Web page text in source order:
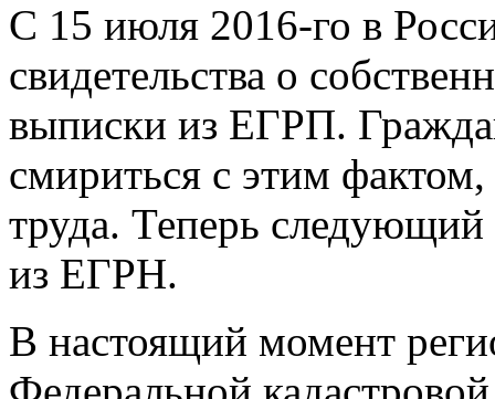
С 15 июля 2016-го в
свидетельства о
выписки из ЕГРП.
смириться с этим
труда. Теперь
из ЕГРН.
В настоящий момент